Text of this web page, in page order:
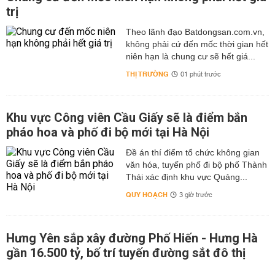
trị
Theo lãnh đạo Batdongsan.com.vn,
không phải cứ đến mốc thời gian hết
niên hạn là chung cư sẽ hết giá...
THỊ TRƯỜNG 01 phút trước
Khu vực Công viên Cầu Giấy sẽ là điểm bắn
pháo hoa và phố đi bộ mới tại Hà Nội
Đề án thí điểm tổ chức không gian
văn hóa, tuyến phố đi bộ phố Thành
Thái xác định khu vực Quảng...
QUY HOẠCH 3 giờ trước
Hưng Yên sắp xây đường Phố Hiến - Hưng Hà
gần 16.500 tỷ, bố trí tuyến đường sắt đô thị